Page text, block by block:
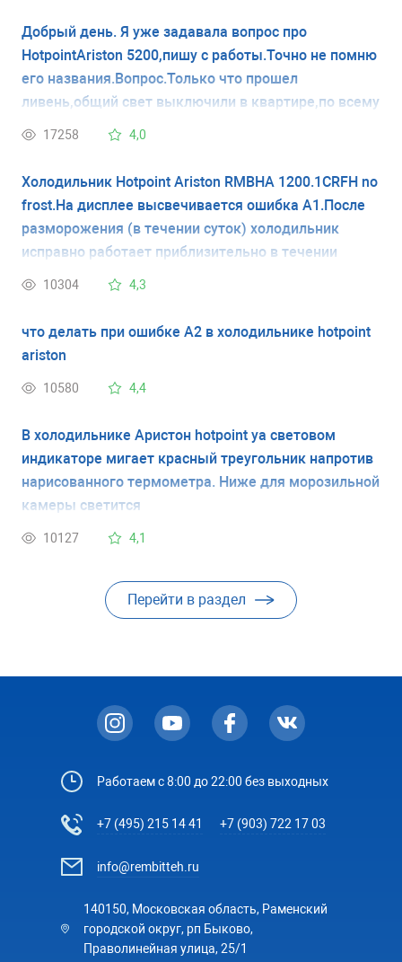
Добрый день. Я уже задавала вопрос про
HotpointAriston 5200,пишу с работы.Точно не помню
его названия.Вопрос.Только что прошел
ливень,общий свет выключили в квартире,по всему
дому.Получается это первая разморозка.А как
саморазмораживающийся. Есть уровень
17258 4,0
Холодильник Hotpoint Ariston RMBHA 1200.1CRFH no
frost.На дисплее высвечивается ошибка А1.После
разморожения (в течении суток) холодильник
исправно работает приблизительно в течении
месяца, затем обратно высвечивается ошибка
10304 4,3
что делать при ошибке А2 в холодильнике hotpoint
ariston
10580 4,4
В холодильнике Аристон hotpoint yа световом
индикаторе мигает красный треугольник напротив
нарисованного термометра. Ниже для морозильной
камеры светится
А1Подробнее: https://rembitteh.ru/ask-answer/55961/
10127 4,1
Перейти в раздел
Работаем с 8:00 до 22:00 без выходных
+7 (495) 215 14 41 +7 (903) 722 17 03
info@rembitteh.ru
140150, Московская область, Раменский
городской округ, рп Быково,
Праволинейная улица, 25/1